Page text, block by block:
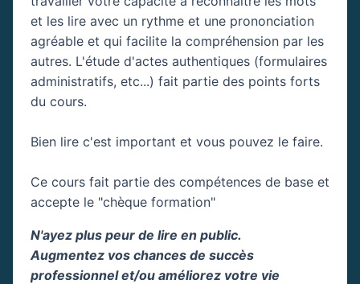
et les lire avec un rythme et une prononciation
agréable et qui facilite la compréhension par les
autres. L'étude d'actes authentiques (formulaires
administratifs, etc...) fait partie des points forts
du cours.
Bien lire c'est important et vous pouvez le faire.
Ce cours fait partie des compétences de base et
accepte le "chèque formation"
N'ayez plus peur de lire en public.
Augmentez vos chances de succès
professionnel et/ou améliorez votre vie